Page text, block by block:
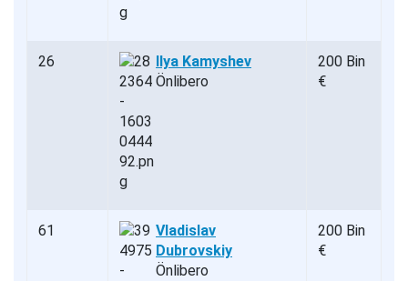
26
Ilya Kamyshev
Önlibero
200 Bin
€
61
Vladislav
Dubrovskiy
Önlibero
200 Bin
€